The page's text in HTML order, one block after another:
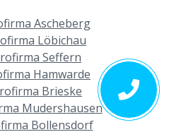
Ascheberg
Löbichau
Seffern
Hamwarde
Brieske
Mudershausen
Bollensdorf